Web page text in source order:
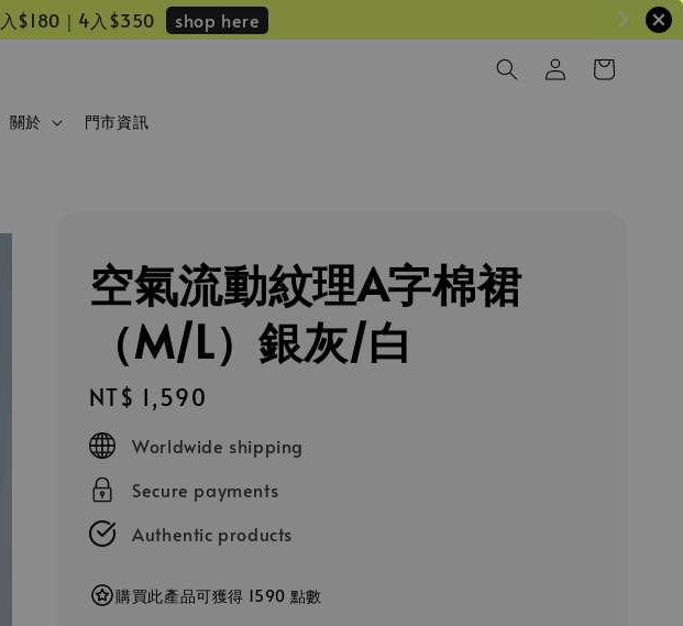
$180｜4入$350 shop here
關於 門市資訊
空氣流動紋理A字棉裙
（M/L）銀灰/白
Regular
price
NT$ 1,590
Worldwide shipping
Secure payments
Authentic products
購買此產品可獲得 1590 點數